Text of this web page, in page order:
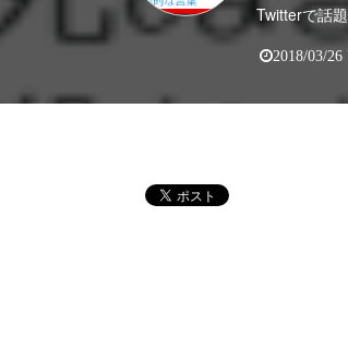
Twitterで話
2018/03/26